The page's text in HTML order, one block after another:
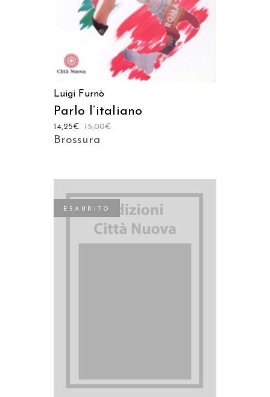
Luigi Furnò
Parlo l’italiano
15,00€
14,25€
Brossura
ESAURITO